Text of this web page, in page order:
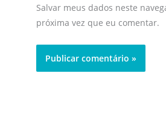
Salvar meus dados neste
próxima vez que eu comentar.